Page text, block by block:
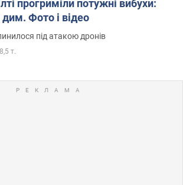
прогриміли потужні вибухи:
Фото і відео
під атакою дронів
8,5 т.